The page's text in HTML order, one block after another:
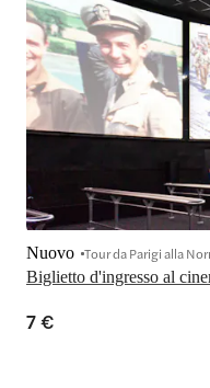
Biglietto d'ingresso al
Nuovo Tour da Parigi alla
7 €